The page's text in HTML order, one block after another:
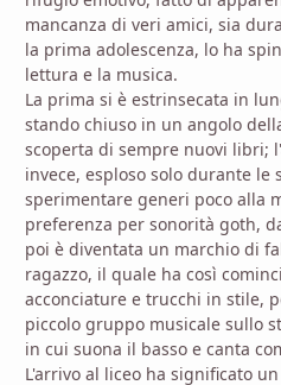
mancanza di veri amici, sia
la prima adolescenza, lo ha
lettura e la musica.
La prima si è estrinsecata in
stando chiuso in un angolo
scoperta di sempre nuovi libri;
invece, esploso solo durante le
sperimentare generi poco alla
preferenza per sonorità goth,
poi è diventata un marchio di
ragazzo, il quale ha così
acconciature e trucchi in stile,
piccolo gruppo musicale sullo
in cui suona il basso e canta
L'arrivo al liceo ha significato